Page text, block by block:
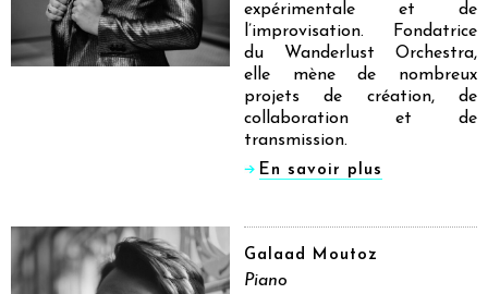
expérimentale et de
l’improvisation. Fondatrice
du Wanderlust Orchestra,
elle mène de nombreux
projets de création, de
collaboration et de
transmission.
En savoir plus
Galaad Moutoz
Piano